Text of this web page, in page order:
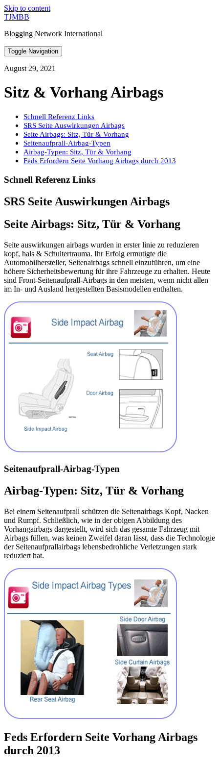
Skip to content
TJMBB
Blogging Network International
Toggle Navigation
August 29, 2021
Sitz & Vorhang Airbags
Schnell Referenz Links
SRS Seite Auswirkungen Airbags
Seite Airbags: Sitz, Tür & Vorhang
Seitenaufprall-Airbag-Typen
Airbag-Typen: Sitz, Tür & Vorhang
Feds Erfordern Seite Vorhang Airbags durch 2013
Schnell Referenz Links
SRS Seite Auswirkungen Airbags
Seite Airbags: Sitz, Tür & Vorhang
Seite auswirkungen airbags wurden in erster linie zu reduzieren
kopf, hals & Schultertrauma. Ihr Erfolg ermutigte die
Automobilhersteller, Seitenairbags schnell einzuführen, um eine
höhere Sicherheitsbewertung für ihre Fahrzeuge zu erhalten. Heute
sind Front-Seitenaufprall-Airbags in den meisten, wenn nicht allen
im In- und Ausland hergestellten Basismodellen enthalten.
Seitenaufprall-Airbag-Typen
Airbag-Typen: Sitz, Tür & Vorhang
Bei einem Seitenaufprall schützen die Seitenairbags Kopf, Nacken
und Rumpf. Schließlich, wie in der obigen Abbildung des
Vorhangairbags dargestellt, wird sich das gesamte Fahrzeug mit
Airbags füllen, was keinen Zweifel daran lässt, dass die Technologie
der Seitenaufprallairbags lebensbedrohliche Verletzungen stark
reduziert hat.
Feds Erfordern Seite Vorhang Airbags
durch 2013